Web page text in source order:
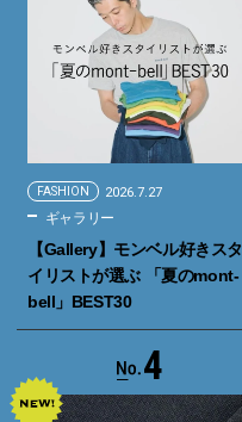
FASHION 2026.7.27
ギャラリー
【Gallery】モンベル好きスタ
イリストが選ぶ 「夏のmont-
bell」BEST30
4